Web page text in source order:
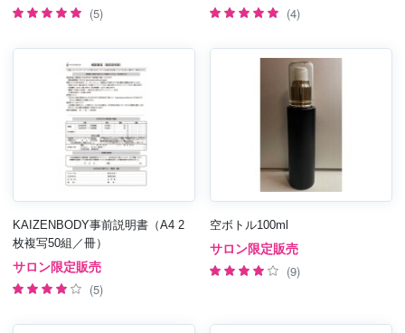
(5) (4)
KAIZENBODY事前説明書（A4 2
枚複写50組／冊）
サロン限定販売
(5)
空ボトル100ml
サロン限定販売
(9)